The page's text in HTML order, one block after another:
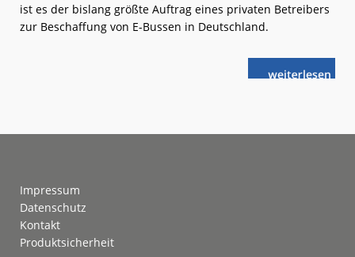
ist es der bislang größte Auftrag eines privaten Betreibers
zur Beschaffung von E-Bussen in Deutschland.
weiterlese
nMAN:
Impressum
Datenschutz
Kontakt
Produktsicherheit